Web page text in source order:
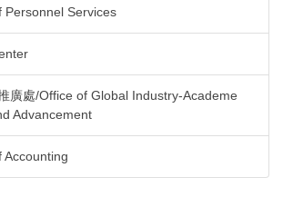
Personnel Services
廣處/Office of Global Industry-Academe
Advancement
Accounting